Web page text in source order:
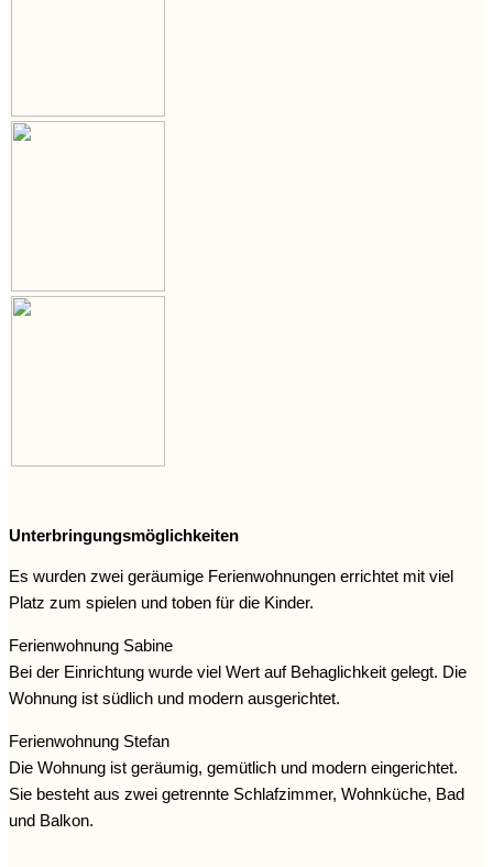
Unterbringungsmöglichkeiten
Es wurden zwei geräumige Ferienwohnungen errichtet mit viel
Platz zum spielen und toben für die Kinder.
Ferienwohnung Sabine
Bei der Einrichtung wurde viel Wert auf Behaglichkeit gelegt. Die
Wohnung ist südlich und modern ausgerichtet.
Ferienwohnung Stefan
Die Wohnung ist geräumig, gemütlich und modern eingerichtet.
Sie besteht aus zwei getrennte Schlafzimmer, Wohnküche, Bad
und Balkon.